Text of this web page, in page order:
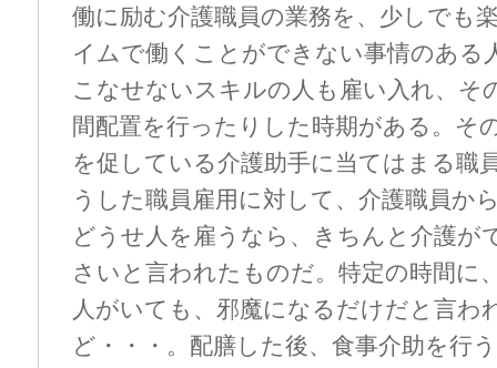
働に励む介護職員の業務を、少しでも
イムで働くことができない事情のある
こなせないスキルの人も雇い入れ、そ
間配置を行ったりした時期がある。そ
を促している介護助手に当てはまる職
うした職員雇用に対して、介護職員か
どうせ人を雇うなら、きちんと介護が
さいと言われたものだ。特定の時間に
人がいても、邪魔になるだけだと言わ
ど・・・。配膳した後、食事介助を行